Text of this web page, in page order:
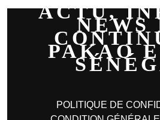
ACTU,
NEWS
PAKAO
POLITIQUE DE